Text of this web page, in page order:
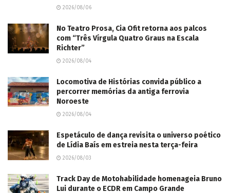
2026/08/06
No Teatro Prosa, Cia Ofit retorna aos palcos
com “Três Vírgula Quatro Graus na Escala
Richter”
2026/08/04
Locomotiva de Histórias convida público a
percorrer memórias da antiga ferrovia
Noroeste
2026/08/04
Espetáculo de dança revisita o universo poético
de Lídia Baís em estreia nesta terça-feira
2026/08/03
Track Day de Motohabilidade homenageia Bruno
Lui durante o ECDR em Campo Grande